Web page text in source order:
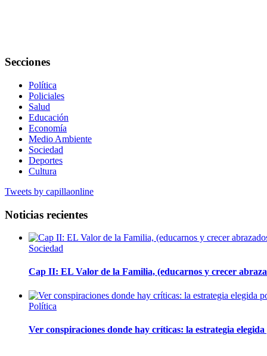
Secciones
Política
Policiales
Salud
Educación
Economía
Medio Ambiente
Sociedad
Deportes
Cultura
Tweets by capillaonline
Noticias recientes
Sociedad
Cap II: EL Valor de la Familia, (educarnos y crecer
Política
Ver conspiraciones donde hay críticas: la estrategia